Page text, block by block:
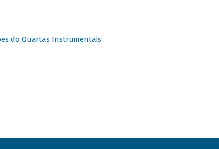
do Quartas Instrumentais